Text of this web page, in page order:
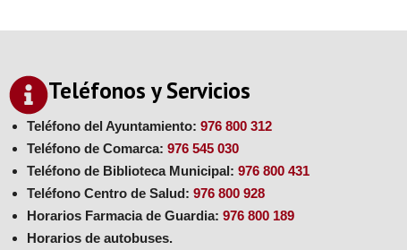
Teléfonos y Servicios
Teléfono del Ayuntamiento: 976 800 312
Teléfono de Comarca: 976 545 030
Teléfono de Biblioteca Municipal: 976 800 431
Teléfono Centro de Salud: 976 800 928
Horarios Farmacia de Guardia: 976 800 189
Horarios de autobuses.